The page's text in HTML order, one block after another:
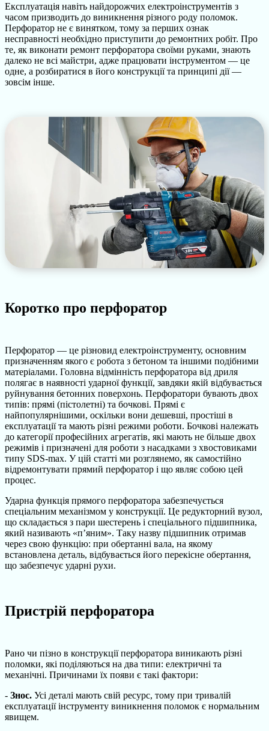
Експлуатація навіть найдорожчих електроінструментів з
часом призводить до виникнення різного роду поломок.
Перфоратор не є винятком, тому за перших ознак
несправності необхідно приступити до ремонтних робіт. Про
те, як виконати ремонт перфоратора своїми руками, знають
далеко не всі майстри, адже працювати інструментом — це
одне, а розбиратися в його конструкції та принципі дії —
зовсім інше.
Коротко про перфоратор
Перфоратор — це різновид електроінструменту, основним
призначенням якого є робота з бетоном та іншими подібними
матеріалами. Головна відмінність перфоратора від дриля
полягає в наявності ударної функції, завдяки якій відбувається
руйнування бетонних поверхонь. Перфоратори бувають двох
типів: прямі (пістолетні) та бочкові. Прямі є
найпопулярнішими, оскільки вони дешевші, простіші в
експлуатації та мають різні режими роботи. Бочкові належать
до категорії професійних агрегатів, які мають не більше двох
режимів і призначені для роботи з насадками з хвостовиками
типу SDS-max. У цій статті ми розглянемо, як самостійно
відремонтувати прямий перфоратор і що являє собою цей
процес.
Ударна функція прямого перфоратора забезпечується
спеціальним механізмом у конструкції. Це редукторний вузол,
що складається з пари шестерень і спеціального підшипника,
який називають «п’яним». Таку назву підшипник отримав
через свою функцію: при обертанні вала, на якому
встановлена деталь, відбувається його перекісне обертання,
що забезпечує ударні рухи.
Пристрій перфоратора
Рано чи пізно в конструкції перфоратора виникають різні
поломки, які поділяються на два типи: електричні та
механічні. Причинами їх появи є такі фактори:
- Знос. Усі деталі мають свій ресурс, тому при тривалій
експлуатації інструменту виникнення поломок є нормальним
явищем.